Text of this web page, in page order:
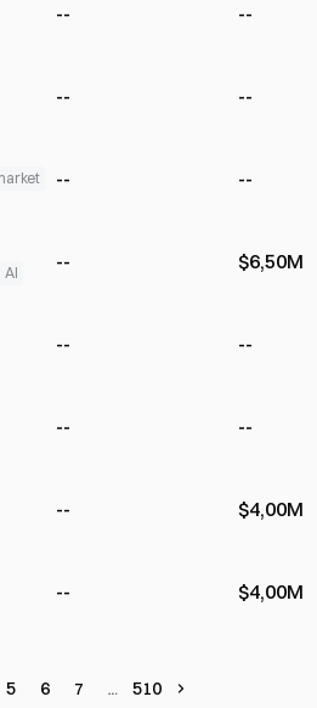
-- --
-- --
-- --
AI -- $6,50M
-- --
-- --
-- $4,00M
-- $4,00M
5 6 7 510